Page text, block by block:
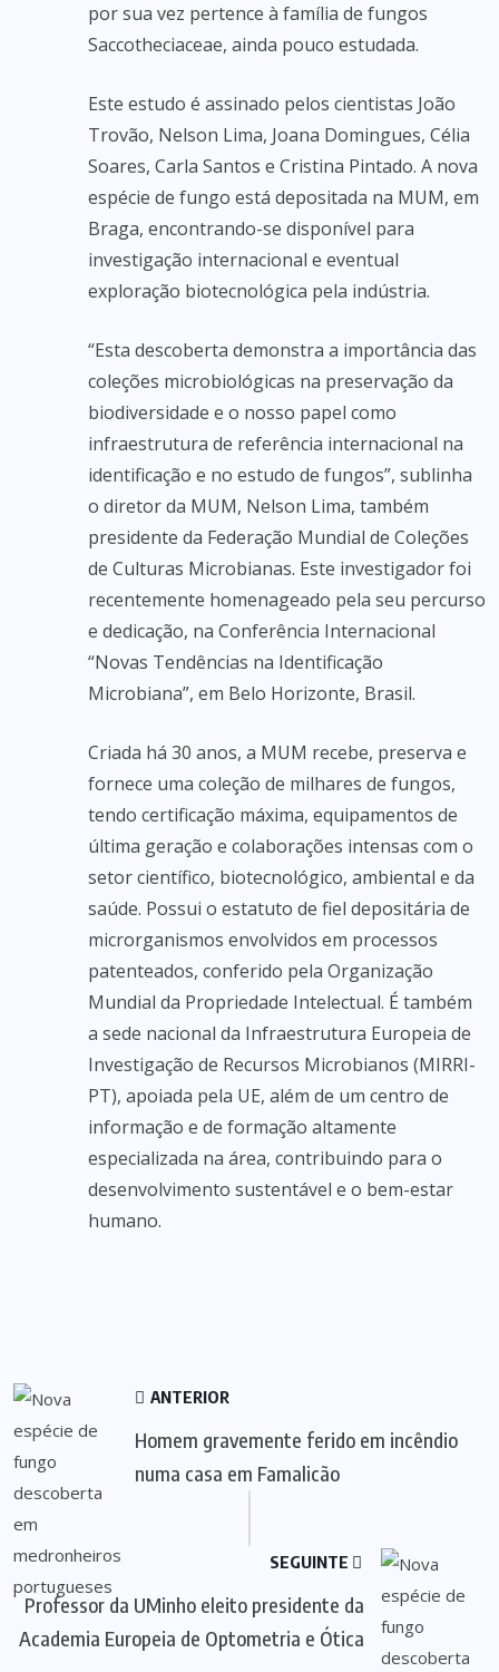
por sua vez pertence à família de fungos
Saccotheciaceae, ainda pouco estudada.
Este estudo é assinado pelos cientistas João
Trovão, Nelson Lima, Joana Domingues, Célia
Soares, Carla Santos e Cristina Pintado. A nova
espécie de fungo está depositada na MUM, em
Braga, encontrando-se disponível para
investigação internacional e eventual
exploração biotecnológica pela indústria.
“Esta descoberta demonstra a importância das
coleções microbiológicas na preservação da
biodiversidade e o nosso papel como
infraestrutura de referência internacional na
identificação e no estudo de fungos”, sublinha
o diretor da MUM, Nelson Lima, também
presidente da Federação Mundial de Coleções
de Culturas Microbianas. Este investigador foi
recentemente homenageado pela seu percurso
e dedicação, na Conferência Internacional
“Novas Tendências na Identificação
Microbiana”, em Belo Horizonte, Brasil.
Criada há 30 anos, a MUM recebe, preserva e
fornece uma coleção de milhares de fungos,
tendo certificação máxima, equipamentos de
última geração e colaborações intensas com o
setor científico, biotecnológico, ambiental e da
saúde. Possui o estatuto de fiel depositária de
microrganismos envolvidos em processos
patenteados, conferido pela Organização
Mundial da Propriedade Intelectual. É também
a sede nacional da Infraestrutura Europeia de
Investigação de Recursos Microbianos (MIRRI-
PT), apoiada pela UE, além de um centro de
informação e de formação altamente
especializada na área, contribuindo para o
desenvolvimento sustentável e o bem-estar
humano.
ANTERIOR
Homem gravemente ferido em incêndio
numa casa em Famalicão
SEGUINTE
Professor da UMinho eleito presidente da
Academia Europeia de Optometria e Ótica